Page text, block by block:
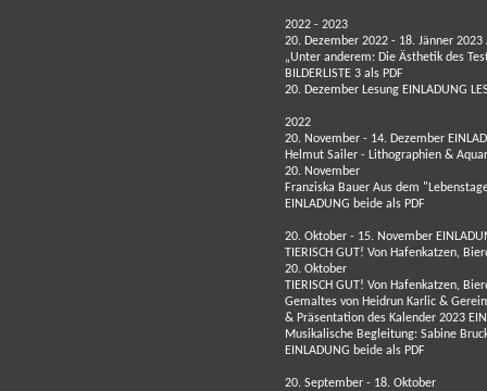
2022 - 2023
20. Dezember 2022 - 18. Jänner
„Unter anderem: Die Ästhetik des
BILDERLISTE 3 als PDF
20. Dezember Lesung EINLADUNG
2022
20. November - 14. Dezember
Helmut Sailer - Lithographien &
20. November
Franziska Bauer Aus dem
EINLADUNG beide als PDF
20. Oktober - 15. November
TIERISCH GUT! Von Hafenkatzen,
20. Oktober
TIERISCH GUT! Von Hafenkatzen,
Gemaltes von Heidrun Karlic &
& Präsentation des Kalender 2023
Musikalische Begleitung: Sabine
EINLADUNG beide als PDF
20. September - 18. Oktober